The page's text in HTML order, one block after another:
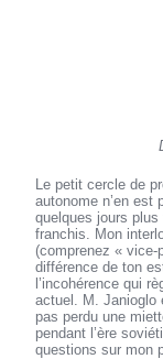
Le petit cercle de
autonome n’en est
quelques jours plus
franchis. Mon
(comprenez « vice-
différence de ton
l’incohérence qui
actuel. M. Janioglo
pas perdu une
pendant l’ère
questions sur mon